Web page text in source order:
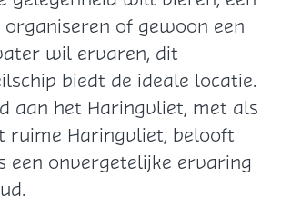
of gewoon een
wil ervaren, dit
biedt de ideale locatie.
aan het Haringvliet, met als
ruime Haringvliet, belooft
een onvergetelijke ervaring